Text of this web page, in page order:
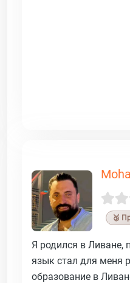
🥉
Я родился в Ливане,
язык стал для меня
образование в